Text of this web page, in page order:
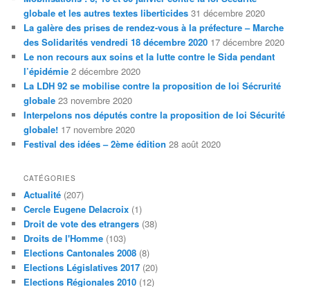
globale et les autres textes liberticides 31 décembre 2020
La galère des prises de rendez-vous à la préfecture – Marche
des Solidarités vendredi 18 décembre 2020 17 décembre 2020
Le non recours aux soins et la lutte contre le Sida pendant
l’épidémie 2 décembre 2020
La LDH 92 se mobilise contre la proposition de loi Sécrurité
globale 23 novembre 2020
Interpelons nos députés contre la proposition de loi Sécurité
globale! 17 novembre 2020
Festival des idées – 2ème édition 28 août 2020
CATÉGORIES
Actualité (207)
Cercle Eugene Delacroix (1)
Droit de vote des etrangers (38)
Droits de l'Homme (103)
Elections Cantonales 2008 (8)
Elections Législatives 2017 (20)
Elections Régionales 2010 (12)